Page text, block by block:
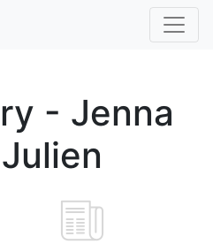
- Jenna